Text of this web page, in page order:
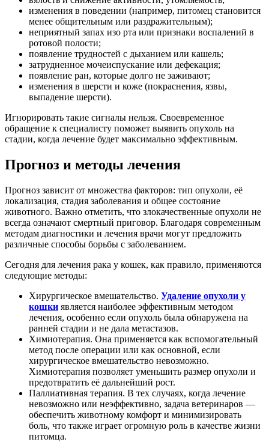
изменения в поведении (например, питомец становится
менее общительным или раздражительным);
неприятный запах изо рта или признаки воспалений в
ротовой полости;
появление трудностей с дыханием или кашель;
затрудненное мочеиспускание или дефекация;
появление ран, которые долго не заживают;
изменения в шерсти и коже (покраснения, язвы,
выпадение шерсти).
Игнорировать такие сигналы нельзя. Своевременное
обращение к специалисту поможет выявить опухоль на
стадии, когда лечение будет максимально эффективным.
Прогноз и методы лечения
Прогноз зависит от множества факторов: тип опухоли, её
локализация, стадия заболевания и общее состояние
животного. Важно отметить, что злокачественные опухоли не
всегда означают смертный приговор. Благодаря современным
методам диагностики и лечения врачи могут предложить
различные способы борьбы с заболеванием.
Сегодня для лечения рака у кошек, как правило, применяются
следующие методы:
Хирургическое вмешательство. Удаление опухоли у
кошки является наиболее эффективным методом
лечения, особенно если опухоль была обнаружена на
ранней стадии и не дала метастазов.
Химиотерапия. Она применяется как вспомогательный
метод после операции или как основной, если
хирургическое вмешательство невозможно.
Химиотерапия позволяет уменьшить размер опухоли и
предотвратить её дальнейший рост.
Паллиативная терапия. В тех случаях, когда лечение
невозможно или неэффективно, задача ветеринаров —
обеспечить животному комфорт и минимизировать
боль, что также играет огромную роль в качестве жизни
питомца.